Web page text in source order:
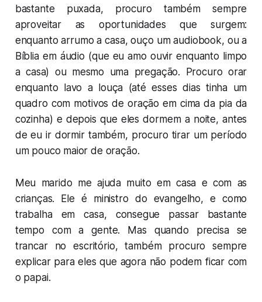
bastante puxada, procuro também sempre
aproveitar as oportunidades que surgem:
enquanto arrumo a casa, ouço um audiobook, ou a
Bíblia em áudio (que eu amo ouvir enquanto limpo
a casa) ou mesmo uma pregação. Procuro orar
enquanto lavo a louça (até esses dias tinha um
quadro com motivos de oração em cima da pia da
cozinha) e depois que eles dormem a noite, antes
de eu ir dormir também, procuro tirar um período
um pouco maior de oração.
Meu marido me ajuda muito em casa e com as
crianças. Ele é ministro do evangelho, e como
trabalha em casa, consegue passar bastante
tempo com a gente. Mas quando precisa se
trancar no escritório, também procuro sempre
explicar para eles que agora não podem ficar com
o papai.